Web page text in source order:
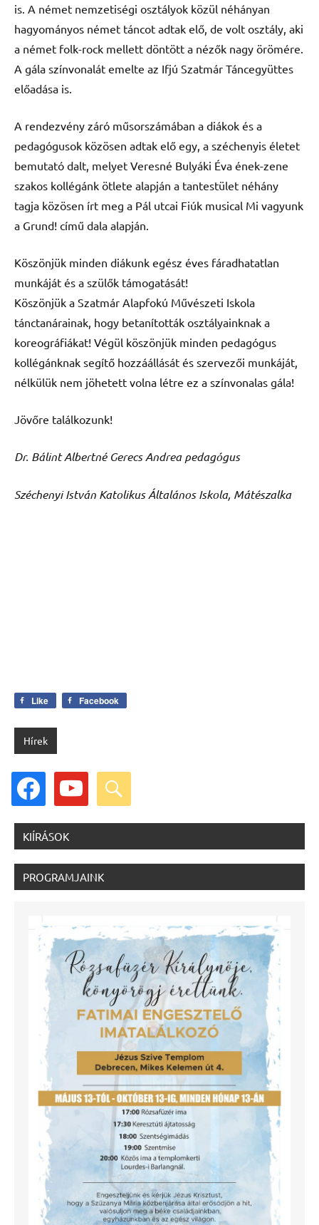
is. A német nemzetiségi osztályok közül néhányan
hagyományos német táncot adtak elő, de volt osztály, aki
a német folk-rock mellett döntött a nézők nagy örömére.
A gála színvonalát emelte az Ifjú Szatmár Táncegyüttes
előadása is.
A rendezvény záró műsorszámában a diákok és a
pedagógusok közösen adtak elő egy, a széchenyis életet
bemutató dalt, melyet Veresné Bulyáki Éva ének-zene
szakos kollégánk ötlete alapján a tantestület néhány
tagja közösen írt meg a Pál utcai Fiúk musical Mi vagyunk
a Grund! című dala alapján.
Köszönjük minden diákunk egész éves fáradhatatlan
munkáját és a szülők támogatását!
Köszönjük a Szatmár Alapfokú Művészeti Iskola
tánctanárainak, hogy betanították osztályainknak a
koreográfiákat! Végül köszönjük minden pedagógus
kollégánknak segítő hozzáállását és szervezői munkáját,
nélkülük nem jöhetett volna létre ez a színvonalas gála!
Jövőre találkozunk!
Dr. Bálint Albertné Gerecs Andrea pedagógus
Széchenyi István Katolikus Általános Iskola, Mátészalka
facebookyoutubesearch
KIÍRÁSOK
PROGRAMJAINK